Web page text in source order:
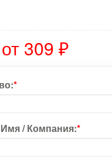
от 309 ₽
*
/ Компания:*